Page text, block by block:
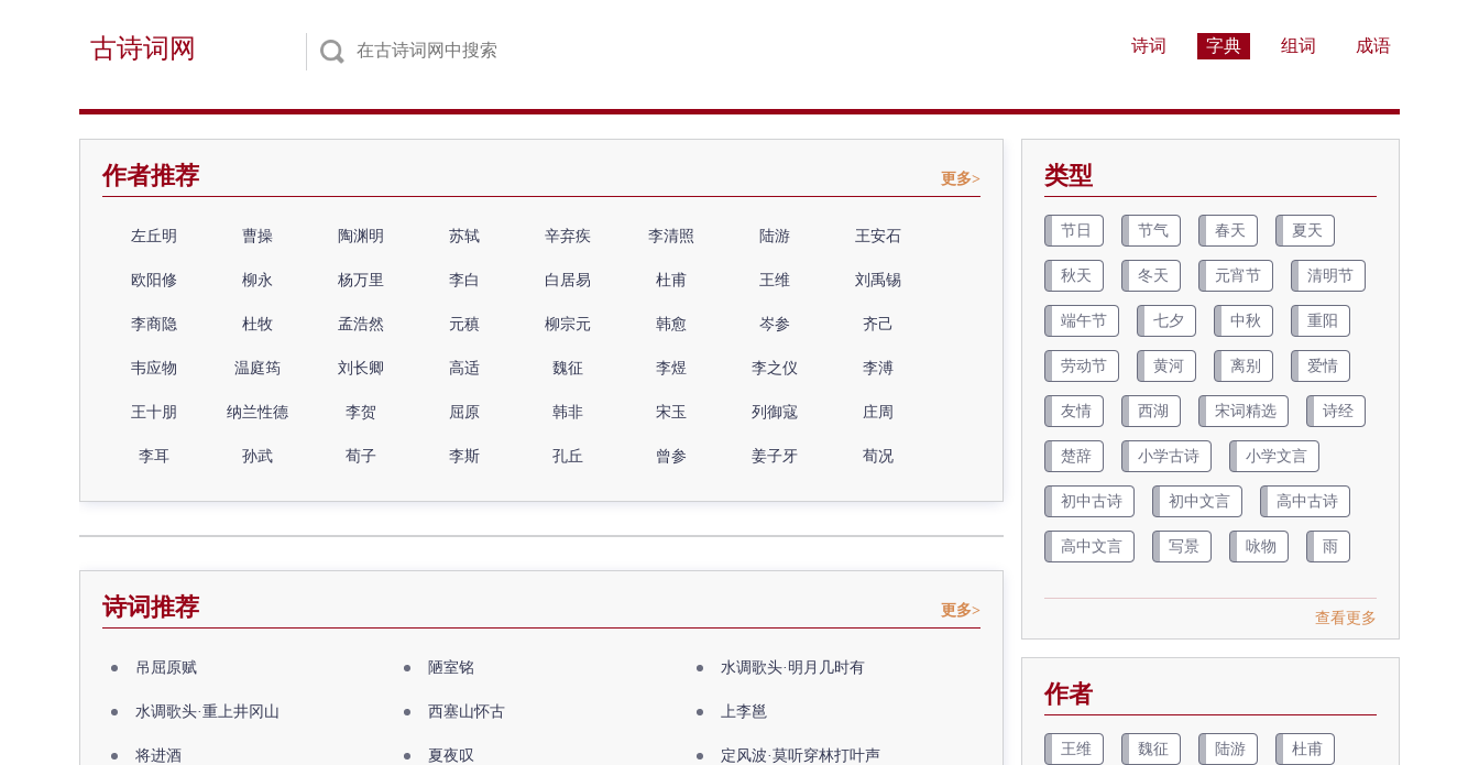
古诗词网 诗词 字典 组词 成语
作者推荐 更多>
左丘明 曹操 陶渊明 苏轼 辛弃疾 李清照 陆游 王安石
欧阳修 柳永 杨万里 李白 白居易 杜甫 王维 刘禹锡
李商隐 杜牧 孟浩然 元稹 柳宗元 韩愈 岑参 齐己
韦应物 温庭筠 刘长卿 高适 魏征 李煜 李之仪 李溥
王十朋 纳兰性德 李贺 屈原 韩非 宋玉 列御寇 庄周
李耳 孙武 荀子 李斯 孔丘 曾参 姜子牙 荀况
诗词推荐 更多>
吊屈原赋 陋室铭 水调歌头·明月几时有
水调歌头·重上井冈山 西塞山怀古 上李邕
将进酒 夏夜叹 定风波·莫听穿林打叶声
类型
节日 节气 春天 夏天
秋天 冬天 元宵节 清明节
端午节 七夕 中秋 重阳
劳动节 黄河 离别 爱情
友情 西湖 宋词精选 诗经
楚辞 小学古诗 小学文言
初中古诗 初中文言 高中古诗
高中文言 写景 咏物 雨
查看更多
作者
王维 魏征 陆游 杜甫